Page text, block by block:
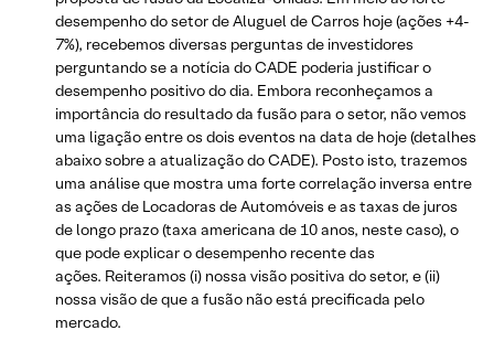
desempenho do setor de Aluguel de Carros hoje (ações +4-
7%), recebemos diversas perguntas de investidores
perguntando se a notícia do CADE poderia justificar o
desempenho positivo do dia. Embora reconheçamos a
importância do resultado da fusão para o setor, não vemos
uma ligação entre os dois eventos na data de hoje (detalhes
abaixo sobre a atualização do CADE). Posto isto, trazemos
uma análise que mostra uma forte correlação inversa entre
as ações de Locadoras de Automóveis e as taxas de juros
de longo prazo (taxa americana de 10 anos, neste caso), o
que pode explicar o desempenho recente das
ações. Reiteramos (i) nossa visão positiva do setor, e (ii)
nossa visão de que a fusão não está precificada pelo
mercado.